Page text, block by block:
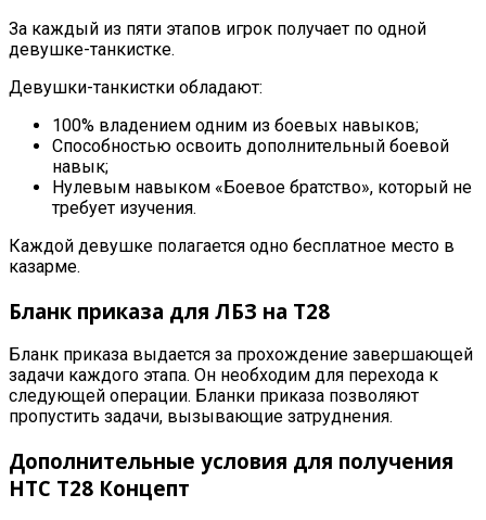
За каждый из пяти этапов игрок получает по одной
девушке-танкистке.
Девушки-танкистки обладают:
100% владением одним из боевых навыков;
Способностью освоить дополнительный боевой
навык;
Нулевым навыком «Боевое братство», который не
требует изучения.
Каждой девушке полагается одно бесплатное место в
казарме.
Бланк приказа для ЛБЗ на T28
Бланк приказа выдается за прохождение завершающей
задачи каждого этапа. Он необходим для перехода к
следующей операции. Бланки приказа позволяют
пропустить задачи, вызывающие затруднения.
Дополнительные условия для получения
HTC T28 Концепт